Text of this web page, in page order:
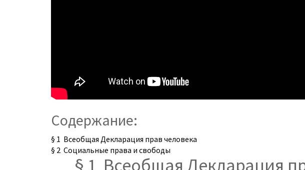
Содержание:
§ 1 Всеобщая Декларация прав человека
§ 2 Социальные права и свободы
§ 1 Всеобщая Декларация